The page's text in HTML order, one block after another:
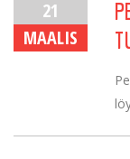
21
MAALIS